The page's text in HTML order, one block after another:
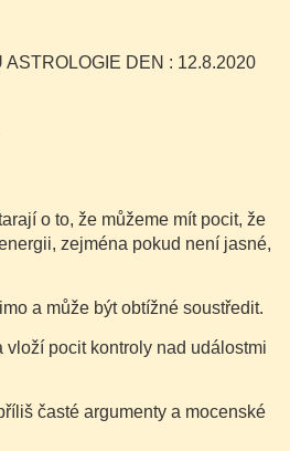
DEN : 12.8.2020
o to, že můžeme mít pocit, že
zejména pokud není jasné,
a může být obtížné soustředit.
vloží pocit kontroly nad událostmi
časté argumenty a mocenské